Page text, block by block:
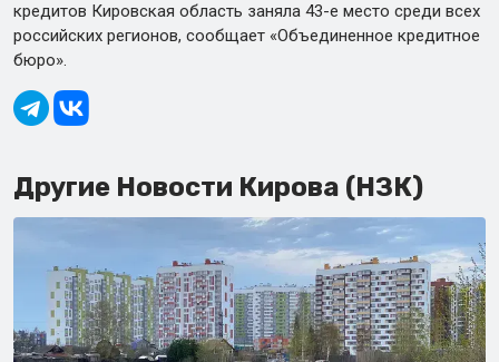
кредитов Кировская область заняла 43-е место среди всех
российских регионов, сообщает «Объединенное кредитное
бюро».
Другие Новости Кирова (НЗК)